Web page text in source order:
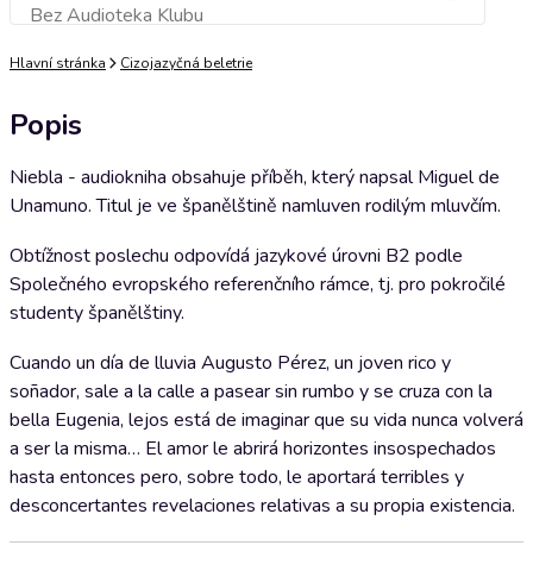
Bez Audioteka KlubuPřidat do košíku
Hlavní stránka Cizojazyčná beletrie
Popis
Niebla - audiokniha obsahuje příběh, který napsal Miguel de
Unamuno. Titul je ve španělštině namluven rodilým mluvčím.
Obtížnost poslechu odpovídá jazykové úrovni B2 podle
Společného evropského referenčního rámce, tj. pro pokročilé
studenty španělštiny.
Cuando un día de lluvia Augusto Pérez, un joven rico y
soñador, sale a la calle a pasear sin rumbo y se cruza con la
bella Eugenia, lejos está de imaginar que su vida nunca volverá
a ser la misma… El amor le abrirá horizontes insospechados
hasta entonces pero, sobre todo, le aportará terribles y
desconcertantes revelaciones relativas a su propia existencia.